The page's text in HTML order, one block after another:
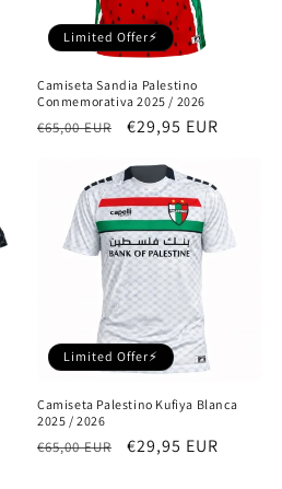
Limited Offer⚡
Camiseta Sandia Palestino
Conmemorativa 2025 / 2026
Precio
€65,00 EUR
Precio
oferta
€29,95 EUR
Limited Offer⚡
Camiseta Palestino Kufiya Blanca
2025 / 2026
Precio
€65,00 EUR
Precio
€29,95 EUR